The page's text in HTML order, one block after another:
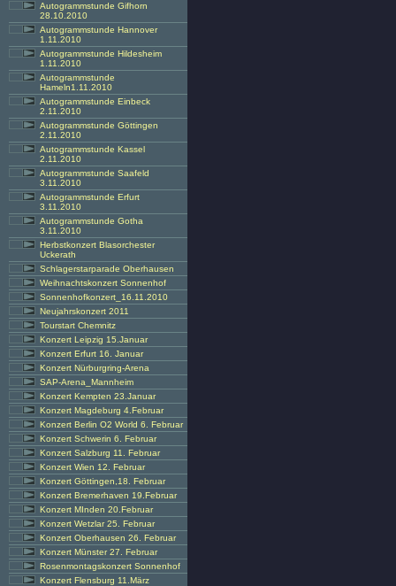
Autogrammstunde Gifhorn
28.10.2010
Autogrammstunde Hannover
1.11.2010
Autogrammstunde Hildesheim
1.11.2010
Autogrammstunde
Hameln1.11.2010
Autogrammstunde Einbeck
2.11.2010
Autogrammstunde Göttingen
2.11.2010
Autogrammstunde Kassel
2.11.2010
Autogrammstunde Saafeld
3.11.2010
Autogrammstunde Erfurt
3.11.2010
Autogrammstunde Gotha
3.11.2010
Herbstkonzert Blasorchester
Uckerath
Schlagerstarparade Oberhausen
Weihnachtskonzert Sonnenhof
Sonnenhofkonzert_16.11.2010
Neujahrskonzert 2011
Tourstart Chemnitz
Konzert Leipzig 15.Januar
Konzert Erfurt 16. Januar
Konzert Nürburgring-Arena
SAP-Arena_Mannheim
Konzert Kempten 23.Januar
Konzert Magdeburg 4.Februar
Konzert Berlin O2 World 6. Februar
Konzert Schwerin 6. Februar
Konzert Salzburg 11. Februar
Konzert Wien 12. Februar
Konzert Göttingen,18. Februar
Konzert Bremerhaven 19.Februar
Konzert MInden 20.Februar
Konzert Wetzlar 25. Februar
Konzert Oberhausen 26. Februar
Konzert Münster 27. Februar
Rosenmontagskonzert Sonnenhof
Konzert Flensburg 11.März